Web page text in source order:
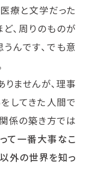
療と文学だった
、周りのものが
んです、でも意
ませんが、理事
してきた人間で
係の築き方では
て一番大事なこ
外の世界を知っ